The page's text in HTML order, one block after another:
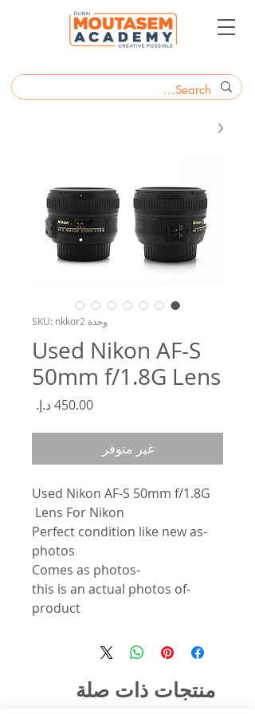
وحدة SKU: nkkor2
Used Nikon AF-S
50mm f/1.8G Lens
غير متوفر
Used Nikon AF-S 50mm f/1.8G
Lens For Nikon
-Perfect condition like new as
photos
-Comes as photos
-this is an actual photos of
product
منتجات ذات صلة